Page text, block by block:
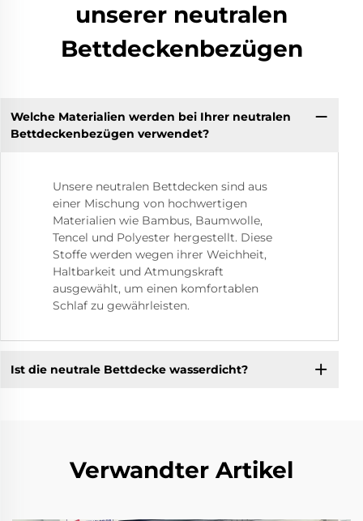
unserer neutralen
Bettdeckenbezügen
Welche Materialien werden bei Ihrer neutralen
Bettdeckenbezügen verwendet?
Unsere neutralen Bettdecken sind aus
einer Mischung von hochwertigen
Materialien wie Bambus, Baumwolle,
Tencel und Polyester hergestellt. Diese
Stoffe werden wegen ihrer Weichheit,
Haltbarkeit und Atmungskraft
ausgewählt, um einen komfortablen
Schlaf zu gewährleisten.
Ist die neutrale Bettdecke wasserdicht?
Verwandter Artikel